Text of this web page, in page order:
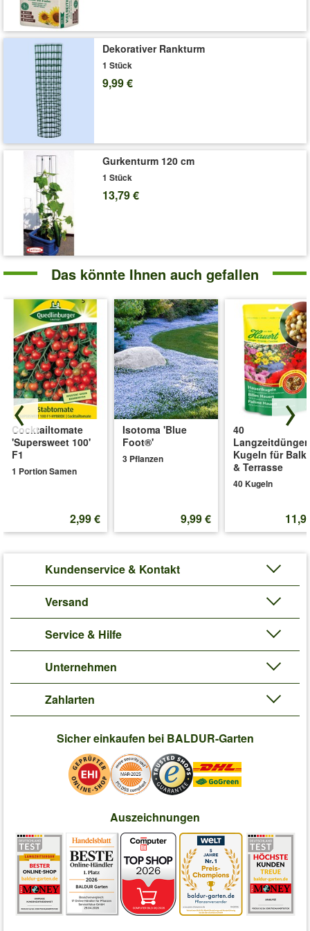
Dekorativer Rankturm
1 Stück
9,99 €
Gurkenturm 120 cm
1 Stück
13,79 €
Das könnte Ihnen auch gefallen
Cocktailtomate
'Supersweet 100'
F1
1 Portion Samen
2,99 €
Isotoma 'Blue
Foot®'
3 Pflanzen
9,99 €
40
Kugeln für
& Terrasse
40 Kugeln
Kundenservice & Kontakt
Versand
Service & Hilfe
Unternehmen
Zahlarten
Sicher einkaufen bei BALDUR-Garten
Auszeichnungen